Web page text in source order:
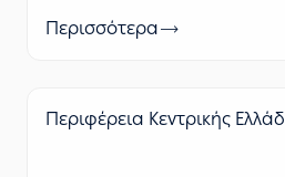
Περισσότερα
Περιφέρεια Κεντρικής